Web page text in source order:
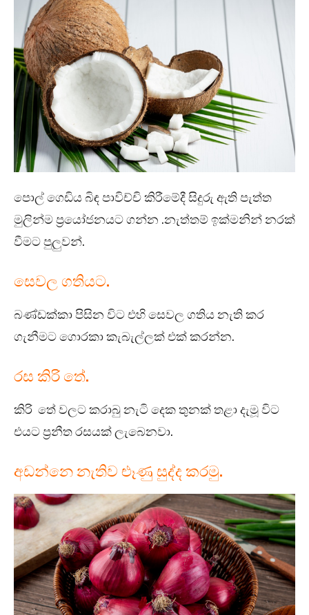
පොල් ගෙඩිය බිඳ පාවිච්චි කිරීමේදී සිදුරු ඇති පැත්ත
මුලින්ම ප්‍රයෝජනයට ගන්න .නැත්තම් ඉක්මනින් නරක්
වීමට පුලුවන්.
සෙවල ගතියට.
බණ්ඩක්කා පිසින විට එහි සෙවල ගතිය නැති කර
ගැනීමට ගොරකා කැබැල්ලක් එක් කරන්න.
රස කිරි තේ.
කිරි තේ වලට කරාබු නැටි දෙක තුනක් තළා දැමූ විට
එයට ප්‍රනීත රසයක් ලැබෙනවා.
අඩන්නෙ නැතිව ළූණු සුද්ද කරමු.